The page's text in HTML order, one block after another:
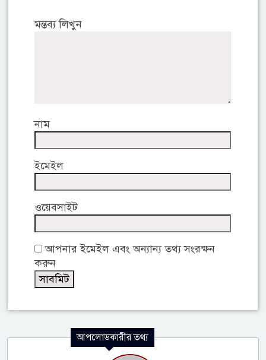
মন্তব্য লিখুন
নাম
ইমেইল
ওয়েবসাইট
আপনার ইমেইল এবং অন্যান্য তথ্য সংরক্ষন
করুন
আপলোডকারীর তথ্য